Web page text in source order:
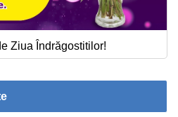
Ziua Îndrăgostitilor!